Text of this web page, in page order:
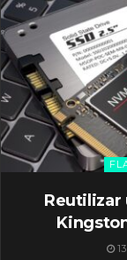
Reutilizar